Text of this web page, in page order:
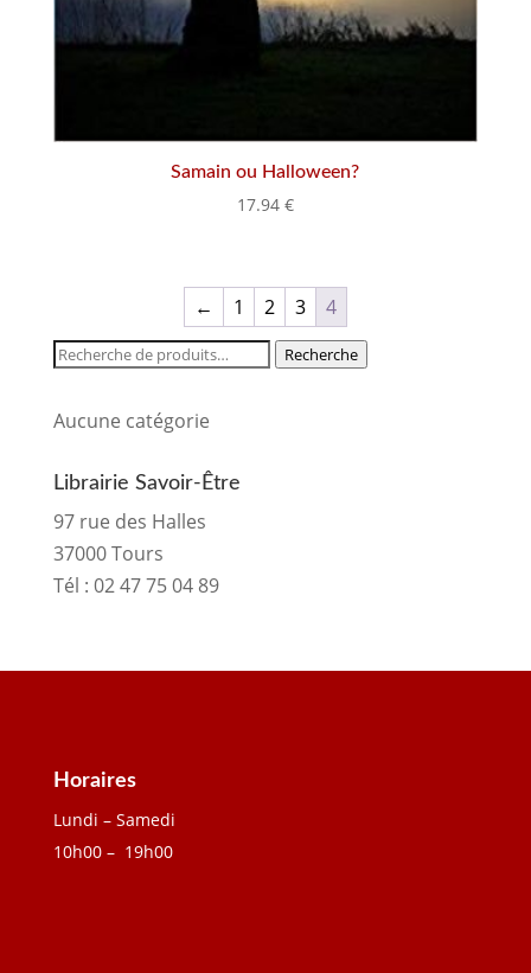
Samain ou Halloween?
17.94 €
← 1 2 3
4
Recherche
Recherche
Aucune catégorie
Librairie Savoir-Être
97 rue des Halles
37000 Tours
Tél : 02 47 75 04 89
Horaires
Lundi – Samedi
10h00 – 19h00